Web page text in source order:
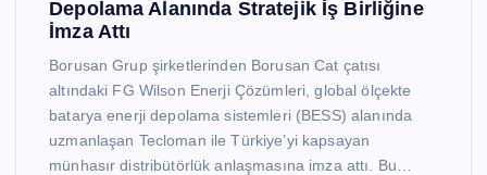
Depolama Alanında Stratejik İş Birliğine
İmza Attı
Borusan Grup şirketlerinden Borusan Cat çatısı
altındaki FG Wilson Enerji Çözümleri, global ölçekte
batarya enerji depolama sistemleri (BESS) alanında
uzmanlaşan Tecloman ile Türkiye’yi kapsayan
münhasır distribütörlük anlaşmasına imza attı. Bu…